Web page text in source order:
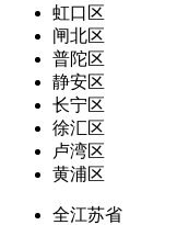
虹口区
闸北区
普陀区
静安区
长宁区
徐汇区
卢湾区
黄浦区
全江苏省